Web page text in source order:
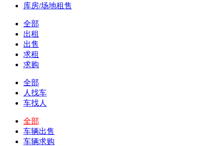
库房/场地租售
全部
出租
出售
求租
求购
全部
人找车
车找人
全部
车辆出售
车辆求购